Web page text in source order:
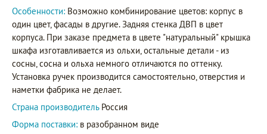
Особенности: Возможно комбинирование цветов: корпус в
один цвет, фасады в другие. Задняя стенка ДВП в цвет
корпуса. При заказе предмета в цвете "натуральный" крышка
шкафа изготавливается из ольхи, остальные детали - из
сосны, сосна и ольха немного отличаются по оттенку.
Установка ручек производится самостоятельно, отверстия и
наметки фабрика не делает.
Страна производитель Россия
Форма поставки: в разобранном виде